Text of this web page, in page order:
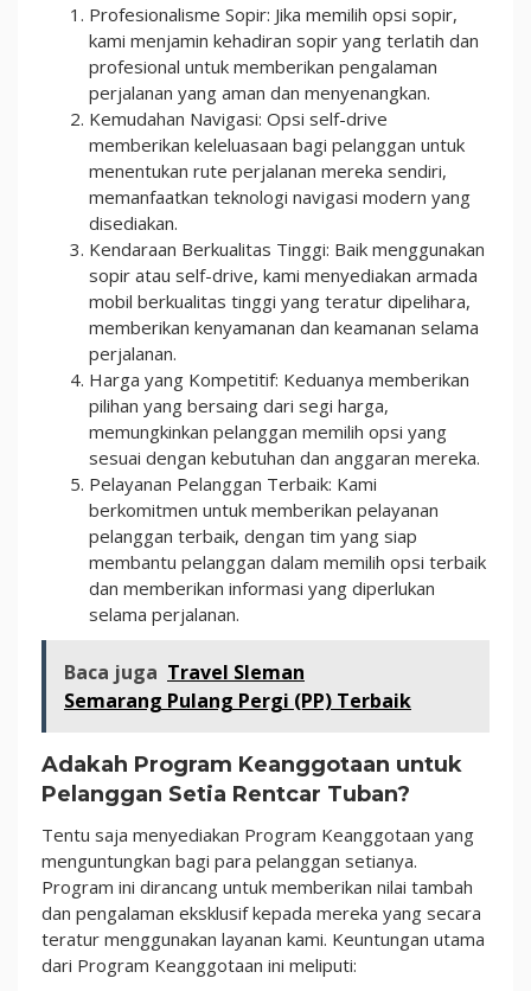
Profesionalisme Sopir: Jika memilih opsi sopir,
kami menjamin kehadiran sopir yang terlatih dan
profesional untuk memberikan pengalaman
perjalanan yang aman dan menyenangkan.
Kemudahan Navigasi: Opsi self-drive
memberikan keleluasaan bagi pelanggan untuk
menentukan rute perjalanan mereka sendiri,
memanfaatkan teknologi navigasi modern yang
disediakan.
Kendaraan Berkualitas Tinggi: Baik menggunakan
sopir atau self-drive, kami menyediakan armada
mobil berkualitas tinggi yang teratur dipelihara,
memberikan kenyamanan dan keamanan selama
perjalanan.
Harga yang Kompetitif: Keduanya memberikan
pilihan yang bersaing dari segi harga,
memungkinkan pelanggan memilih opsi yang
sesuai dengan kebutuhan dan anggaran mereka.
Pelayanan Pelanggan Terbaik: Kami
berkomitmen untuk memberikan pelayanan
pelanggan terbaik, dengan tim yang siap
membantu pelanggan dalam memilih opsi terbaik
dan memberikan informasi yang diperlukan
selama perjalanan.
Baca juga Travel Sleman
Semarang Pulang Pergi (PP) Terbaik
Adakah Program Keanggotaan untuk
Pelanggan Setia Rentcar Tuban?
Tentu saja menyediakan Program Keanggotaan yang
menguntungkan bagi para pelanggan setianya.
Program ini dirancang untuk memberikan nilai tambah
dan pengalaman eksklusif kepada mereka yang secara
teratur menggunakan layanan kami. Keuntungan utama
dari Program Keanggotaan ini meliputi: